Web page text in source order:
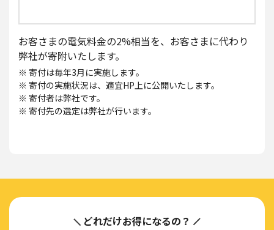
お客さまの電気料金の2%相当を、お客さまに代わり
弊社が寄附いたします。
※ 寄付は毎年3月に実施します。
※ 寄付の実施状況は、適宜HP上に公開いたします。
※ 寄付者は弊社です。
※ 寄付先の選定は弊社が行います。
どれだけお得になるの？